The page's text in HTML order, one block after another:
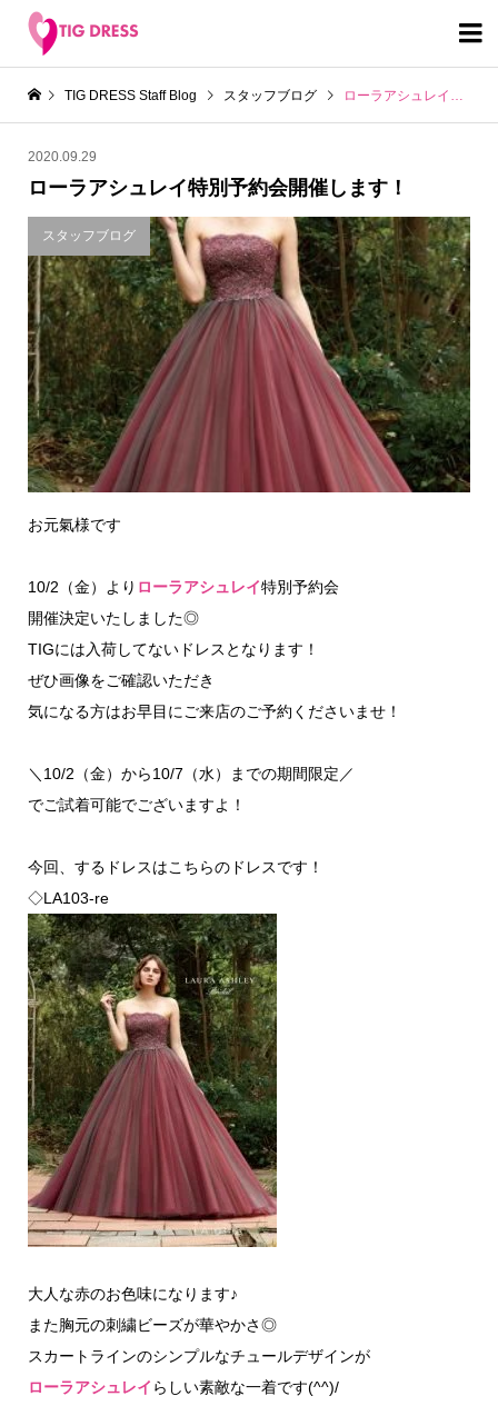

TIG DRESS Staff Blog スタッフブログ ローラアシュレイ特別予約会開催します！
2020.09.29
ローラアシュレイ特別予約会開催します！
スタッフブログ
お元氣様です
10/2（金）より ローラアシュレイ特別予約会
開催決定いたしました◎
TIGには入荷してないドレスとなります！
ぜひ画像をご確認いただき
気になる方はお早目にご来店のご予約くださいませ！
＼10/2（金）から10/7（水）までの期間限定／
でご試着可能でございますよ！
今回、するドレスはこちらのドレスです！
◇LA103-re
大人な赤のお色味になります♪
また胸元の刺繍ビーズが華やかさ◎
スカートラインのシンプルなチュールデザインが
ローラアシュレイ らしい素敵な一着です(^^)/